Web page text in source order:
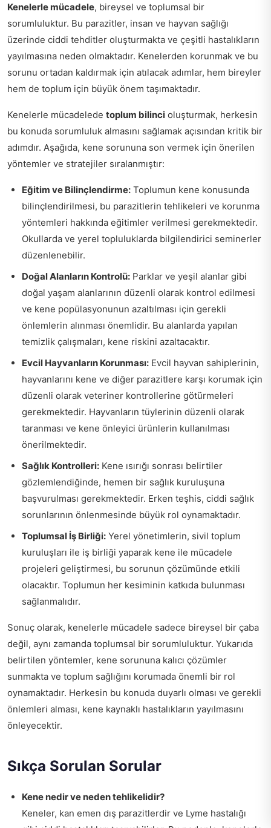
Kenelerle mücadele, bireysel ve toplumsal bir
sorumluluktur. Bu parazitler, insan ve hayvan sağlığı
üzerinde ciddi tehditler oluşturmakta ve çeşitli hastalıkların
yayılmasına neden olmaktadır. Kenelerden korunmak ve bu
sorunu ortadan kaldırmak için atılacak adımlar, hem bireyler
hem de toplum için büyük önem taşımaktadır.
Kenelerle mücadelede toplum bilinci oluşturmak, herkesin
bu konuda sorumluluk almasını sağlamak açısından kritik bir
adımdır. Aşağıda, kene sorununa son vermek için önerilen
yöntemler ve stratejiler sıralanmıştır:
Eğitim ve Bilinçlendirme: Toplumun kene konusunda
bilinçlendirilmesi, bu parazitlerin tehlikeleri ve korunma
yöntemleri hakkında eğitimler verilmesi gerekmektedir.
Okullarda ve yerel topluluklarda bilgilendirici seminerler
düzenlenebilir.
Doğal Alanların Kontrolü: Parklar ve yeşil alanlar gibi
doğal yaşam alanlarının düzenli olarak kontrol edilmesi
ve kene popülasyonunun azaltılması için gerekli
önlemlerin alınması önemlidir. Bu alanlarda yapılan
temizlik çalışmaları, kene riskini azaltacaktır.
Evcil Hayvanların Korunması: Evcil hayvan sahiplerinin,
hayvanlarını kene ve diğer parazitlere karşı korumak için
düzenli olarak veteriner kontrollerine götürmeleri
gerekmektedir. Hayvanların tüylerinin düzenli olarak
taranması ve kene önleyici ürünlerin kullanılması
önerilmektedir.
Sağlık Kontrolleri: Kene ısırığı sonrası belirtiler
gözlemlendiğinde, hemen bir sağlık kuruluşuna
başvurulması gerekmektedir. Erken teşhis, ciddi sağlık
sorunlarının önlenmesinde büyük rol oynamaktadır.
Toplumsal İş Birliği: Yerel yönetimlerin, sivil toplum
kuruluşları ile iş birliği yaparak kene ile mücadele
projeleri geliştirmesi, bu sorunun çözümünde etkili
olacaktır. Toplumun her kesiminin katkıda bulunması
sağlanmalıdır.
Sonuç olarak, kenelerle mücadele sadece bireysel bir çaba
değil, aynı zamanda toplumsal bir sorumluluktur. Yukarıda
belirtilen yöntemler, kene sorununa kalıcı çözümler
sunmakta ve toplum sağlığını korumada önemli bir rol
oynamaktadır. Herkesin bu konuda duyarlı olması ve gerekli
önlemleri alması, kene kaynaklı hastalıkların yayılmasını
önleyecektir.
Sıkça Sorulan Sorular
Kene nedir ve neden tehlikelidir?
Keneler, kan emen dış parazitlerdir ve Lyme hastalığı